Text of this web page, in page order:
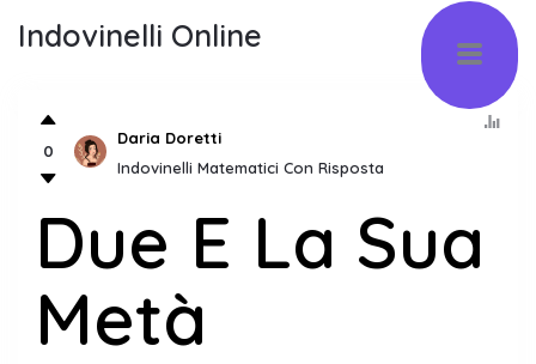
Indovinelli Online
0
Daria Doretti
Indovinelli Matematici Con Risposta
Due E La Sua
Metà